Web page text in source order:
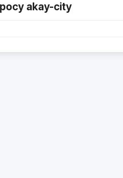
akay-city